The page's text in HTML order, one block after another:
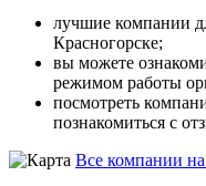
лучшие компании
Красногорске;
вы можете
режимом работы
посмотреть
познакомиться с
Все компании на